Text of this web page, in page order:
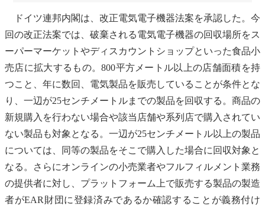
ドイツ連邦内閣は、改正電気電子機器法案を承認した。今
回の改正法案では、破棄される電気電子機器の回収場所をス
ーパーマーケットやディスカウントショップといった食品小
売店に拡大するもの。800平方メートル以上の店舗面積を持
つこと、年に数回、電気製品を販売していることが条件とな
り、一辺が25センチメートルまでの製品を回収する。商品の
新規購入を行わない場合や該当店舗や系列店で購入されてい
ない製品も対象となる。一辺が25センチメートル以上の製品
については、同等の製品をそこで購入した場合に回収対象と
なる。さらにオンラインの小売業者やフルフィルメント業務
の提供者に対し、プラットフォーム上で販売する製品の製造
者がEAR財団に登録済みであるか確認することが義務付け